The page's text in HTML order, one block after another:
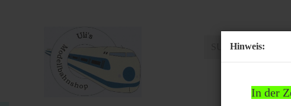
Hinweis:
In der